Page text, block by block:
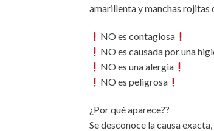
amarillenta y manchas
NO es contagiosa
NO es causada por una
NO es una alergia
NO es peligrosa
¿Por qué aparece??
Se desconoce la causa